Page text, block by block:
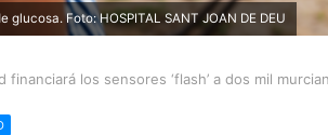
glucosa. Foto: HOSPITAL SANT JOAN DE DEU
financiará los sensores ‘flash’ a dos mil